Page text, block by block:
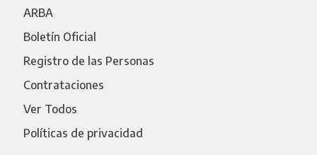
ARBA
Boletín Oficial
Registro de las Personas
Contrataciones
Ver Todos
Políticas de privacidad